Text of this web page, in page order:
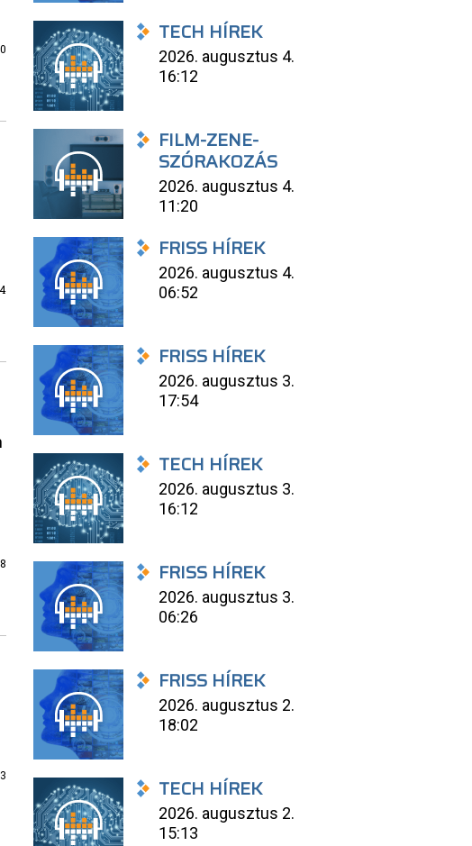
TECH HÍREK
2026. augusztus 4.
16:12
FILM-ZENE-
SZÓRAKOZÁS
2026. augusztus 4.
11:20
FRISS HÍREK
2026. augusztus 4.
06:52
FRISS HÍREK
2026. augusztus 3.
17:54
TECH HÍREK
2026. augusztus 3.
16:12
FRISS HÍREK
2026. augusztus 3.
06:26
FRISS HÍREK
2026. augusztus 2.
18:02
TECH HÍREK
2026. augusztus 2.
15:13